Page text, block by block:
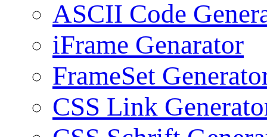
ASCII Code
iFrame Genarator
FrameSet
CSS Link